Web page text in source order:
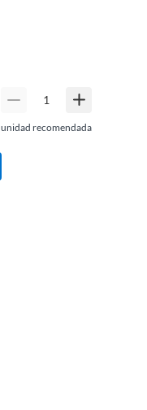
unidad recomendada